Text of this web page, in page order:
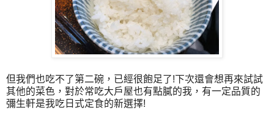
但我們也吃不了第二碗，已經很飽足了!下次還會想再來試試
其他的菜色，對於常吃大戶屋也有點膩的我，有一定品質的
彌生軒是我吃日式定食的新選擇!